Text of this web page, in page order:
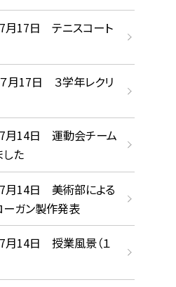
月17日 テニスコート
月17日 ３学年レクリ
月14日 運動会チーム
た
月14日 美術部による
ガン製作発表
月14日 授業風景（１